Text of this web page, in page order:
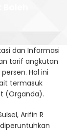
dan Informasi
tarif angkutan
Hal ini
termasuk
(Organda).
Arifin R